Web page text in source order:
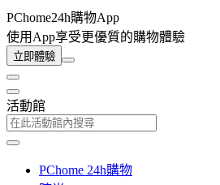
PChome24h購物App
使用App享受更優質的購物體驗
立即體驗
活動館
PChome 24h購物